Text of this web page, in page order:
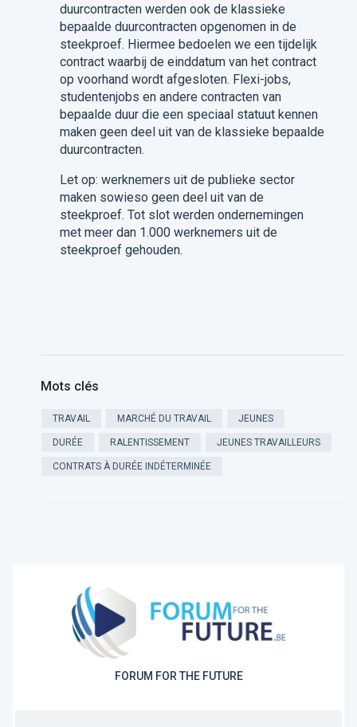
duurcontracten werden ook de klassieke
bepaalde duurcontracten opgenomen in de
steekproef. Hiermee bedoelen we een tijdelijk
contract waarbij de einddatum van het contract
op voorhand wordt afgesloten. Flexi-jobs,
studentenjobs en andere contracten van
bepaalde duur die een speciaal statuut kennen
maken geen deel uit van de klassieke bepaalde
duurcontracten. ​
Let op: werknemers uit de publieke sector
maken sowieso geen deel uit van de
steekproef. Tot slot werden ondernemingen
met meer dan 1.000 werknemers uit de
steekproef gehouden. ​
Mots clés
TRAVAIL MARCHÉ DU TRAVAIL JEUNES
DURÉE RALENTISSEMENT JEUNES TRAVAILLEURS
CONTRATS À DURÉE INDÉTERMINÉE
FORUM FOR THE FUTURE